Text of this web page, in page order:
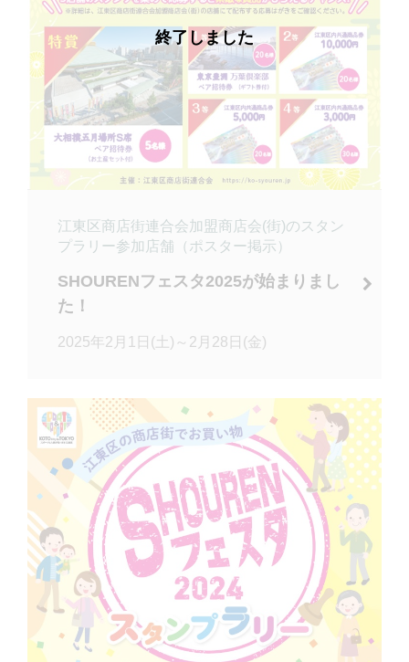
江東区商店街連合会加盟商店会(街)のスタン
プラリー参加店舗（ポスター掲示）
SHOURENフェスタ2025が始まりまし
た！
2025年2月1日(土)～2月28日(金)
終了しました